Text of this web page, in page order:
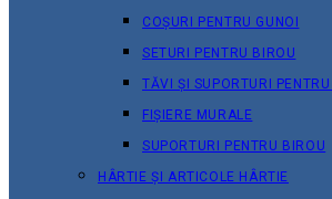
COȘURI PENTRU GUNOI
SETURI PENTRU BIROU
TĂVI ȘI SUPORTURI
FIȘIERE MURALE
SUPORTURI PENTRU BIROU
HÂRTIE ȘI ARTICOLE HÂRTIE